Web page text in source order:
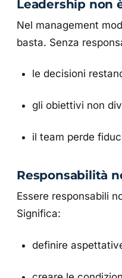
Leadership non
Nel management
basta. Senza
le decisioni
gli obiettivi non
il team perde
Responsabilità
Essere responsabili
Significa:
definire